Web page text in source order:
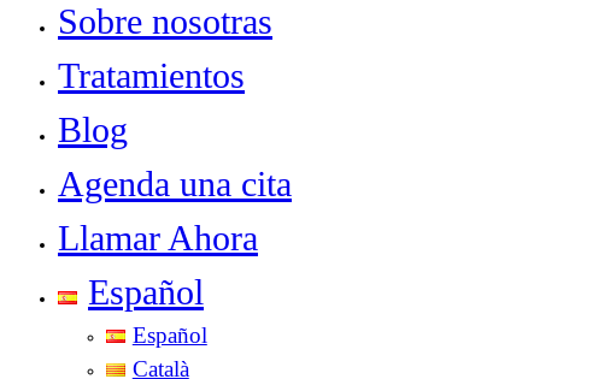
Sobre nosotras
Tratamientos
Blog
Agenda una cita
Llamar Ahora
Español
Español
Català